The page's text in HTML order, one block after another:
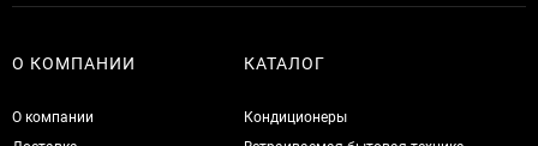
О КОМПАНИИ
О компании
КАТАЛОГ
Кондиционеры